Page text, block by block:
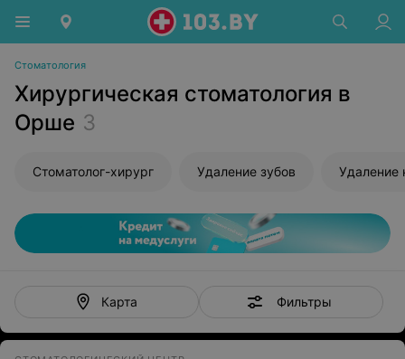
Стоматология
Хирургическая стоматология в
Орше 3
Стоматолог-хирург Удаление зубов Удаление
Карта Фильтры